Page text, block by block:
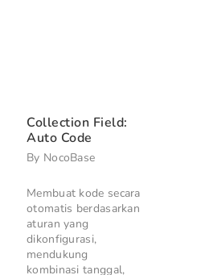
Collection Field:
Auto Code
By NocoBase
Membuat kode secara
otomatis berdasarkan
aturan yang
dikonfigurasi,
mendukung
kombinasi tanggal,